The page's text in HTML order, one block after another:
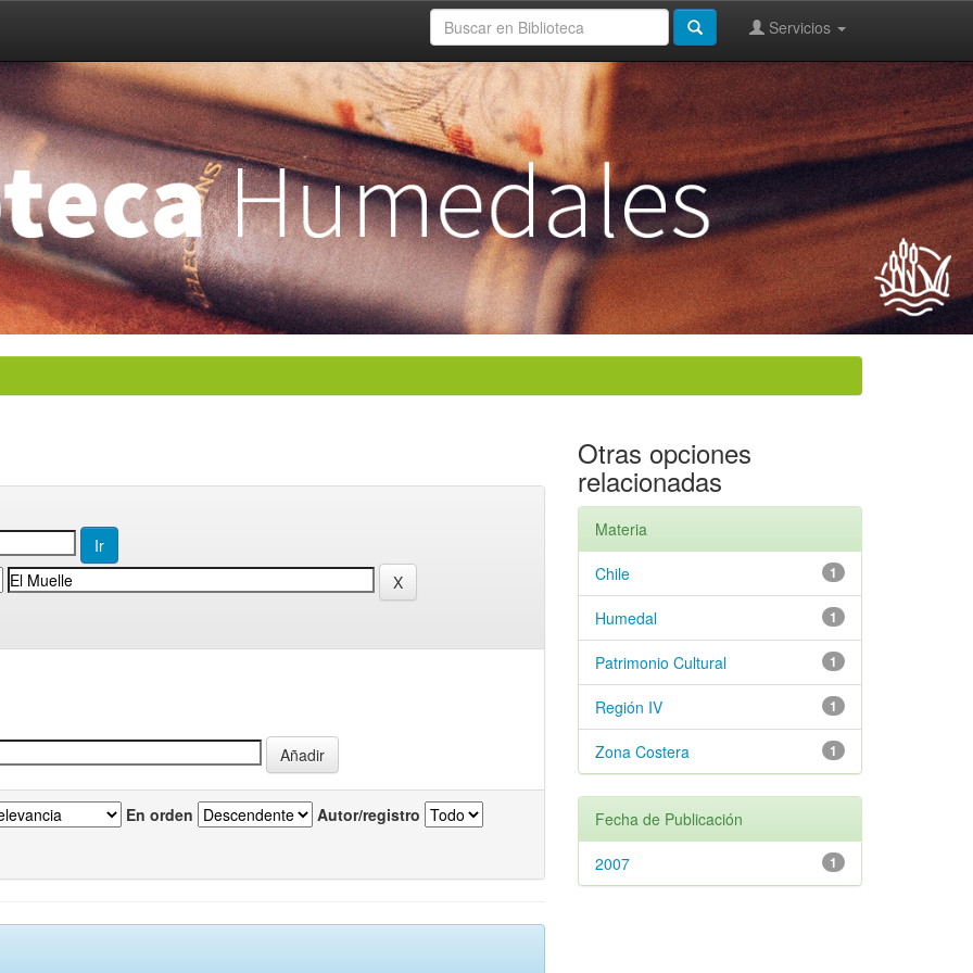
Servicios
En orden Autor/registro
Otras opciones
relacionadas
Materia
1
Chile
1
Humedal
1
Patrimonio Cultural
1
Región IV
1
Zona Costera
Fecha de Publicación
1
2007